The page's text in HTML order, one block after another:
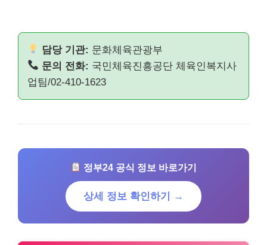
담당 기관: 문화체육관광부
문의 전화: 국민체육진흥공단 체육인복지사
업팀/02-410-1623
정부24 공식 정보 바로가기
상세 정보 확인하기 →